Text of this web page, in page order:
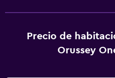
sábanas de algodón egipcio
calidad. Se ofrece una
Precio de
Orussey